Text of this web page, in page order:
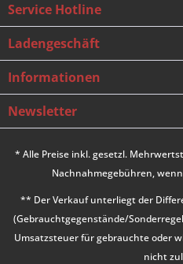
Service Hotline
Ladengeschäft
Informationen
Newsletter
* Alle Preise inkl. gesetzl.
Nachnahmegebühren,
** Der Verkauf unterliegt der
(Gebrauchtgegenstände/
Umsatzsteuer für gebrauchte oder
nicht